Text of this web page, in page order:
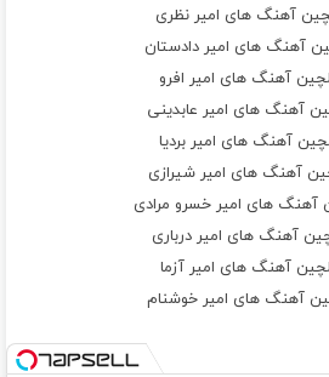
موندم تو حال بدیام
بی معرفت
دنیا چی داره میسازه ازت
بم بگن رفتی تو راهو غلط
خوب حداقل بمونه ازت
بی معرفت
آهنگ های امیر نظری
آهنگ های امیر دادستان
آهنگ های امیر افرو
آهنگ های امیر عابدینی
آهنگ های امیر بردیا
آهنگ های امیر شیرازی
آهنگ های امیر خسرو مرادی
آهنگ های امیر درباری
آهنگ های امیر آزما
آهنگ های امیر خوشنام